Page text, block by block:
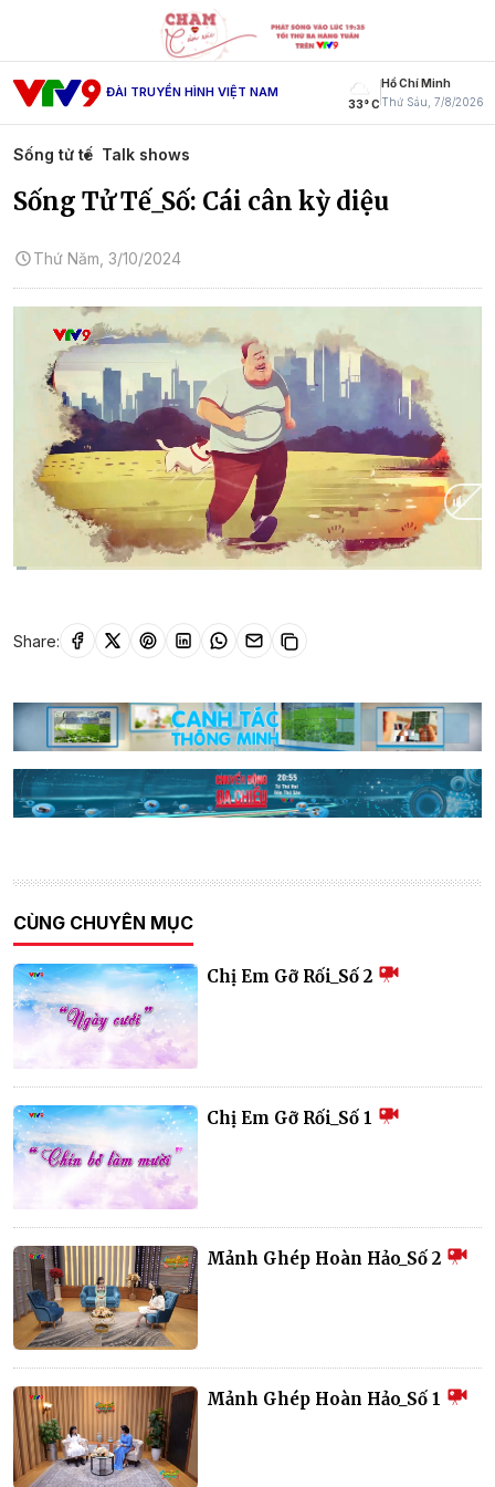
ĐÀI TRUYỀN HÌNH VIỆT NAM
33° C
Hồ Chí Minh
Thứ Sáu, 7/8/2026
Sống tử tế Talk shows
Sống Tử Tế_Số: Cái cân kỳ diệu
Thứ Năm, 3/10/2024
Share:
CÙNG CHUYÊN MỤC
Chị Em Gỡ Rối_Số 2
Chị Em Gỡ Rối_Số 1
Mảnh Ghép Hoàn Hảo_Số 2
Mảnh Ghép Hoàn Hảo_Số 1